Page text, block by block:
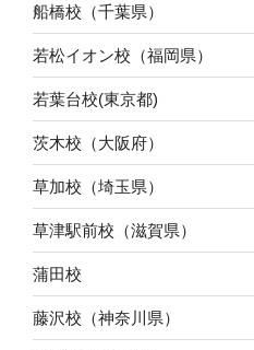
船橋校（千葉県）
若松イオン校（福岡県）
若葉台校(東京都)
茨木校（大阪府）
草加校（埼玉県）
草津駅前校（滋賀県）
蒲田校
藤沢校（神奈川県）